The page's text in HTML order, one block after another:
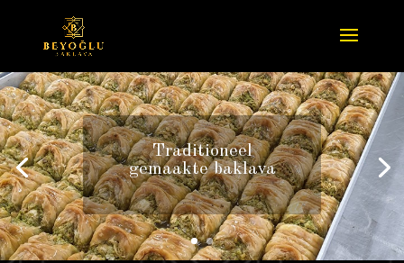
Traditioneel
gemaakte baklava